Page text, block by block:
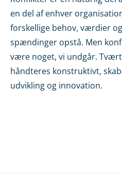
en del af enhver
forskellige behov, værdier
spændinger opstå. Men
være noget, vi undgår.
håndteres konstruktivt,
udvikling og innovation.